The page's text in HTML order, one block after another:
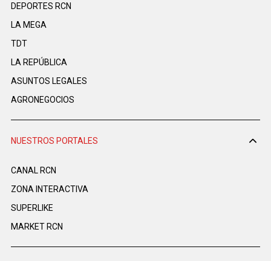
DEPORTES RCN
LA MEGA
TDT
LA REPÚBLICA
ASUNTOS LEGALES
AGRONEGOCIOS
NUESTROS PORTALES
CANAL RCN
ZONA INTERACTIVA
SUPERLIKE
MARKET RCN